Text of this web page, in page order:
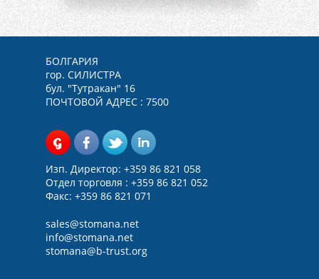
БОЛГАРИЯ
гор. СИЛИСТРА
бул. "Тутракан" 16
ПОЧТОВОЙ АДРЕС : 7500
Изп. Директор: +359 86 821 058
Отдел торговля : +359 86 821 052
Факс: +359 86 821 071
sales@stomana.net
info@stomana.net
stomana@b-trust.org